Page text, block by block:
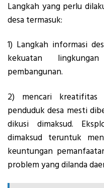
Langkah yang perlu
desa termasuk:
1) Langkah informasi
kekuatan
pembangunan.
2) mencari kreatifitas
penduduk desa mesti
dikusi dimaksud.
dimaksud teruntuk
keuntungan
problem yang dilanda